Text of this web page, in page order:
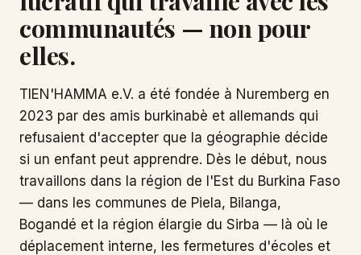
communautés — non pour
elles.
TIEN'HAMMA e.V. a été fondée à Nuremberg en
2023 par des amis burkinabè et allemands qui
refusaient d'accepter que la géographie décide
si un enfant peut apprendre. Dès le début, nous
travaillons dans la région de l'Est du Burkina Faso
— dans les communes de Piela, Bilanga,
Bogandé et la région élargie du Sirba — là où le
déplacement interne, les fermetures d'écoles et